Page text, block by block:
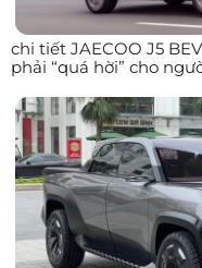
chi tiết JAECOO J5
phải “quá hời” cho